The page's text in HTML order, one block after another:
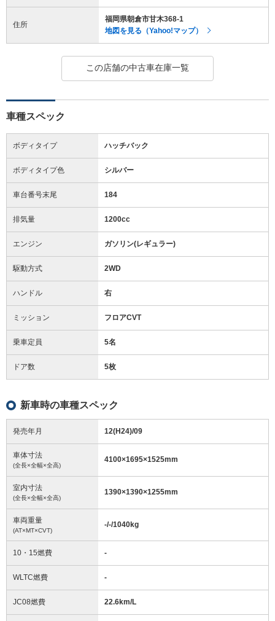
住所
福岡県朝倉市甘木368-1
地図を見る（Yahoo!マップ）
この店舗の中古車在庫一覧
車種スペック
ボディタイプ ハッチバック
ボディタイプ色 シルバー
車台番号末尾 184
排気量 1200cc
エンジン ガソリン(レギュラー)
駆動方式 2WD
ハンドル 右
ミッション フロアCVT
乗車定員 5名
ドア数 5枚
新車時の車種スペック
発売年月 12(H24)/09
車体寸法
(全長×全幅×全高)
4100×1695×1525mm
室内寸法
(全長×全幅×全高)
1390×1390×1255mm
車両重量
(AT×MT×CVT)
-/-/1040kg
10・15燃費 -
WLTC燃費 -
JC08燃費 22.6km/L